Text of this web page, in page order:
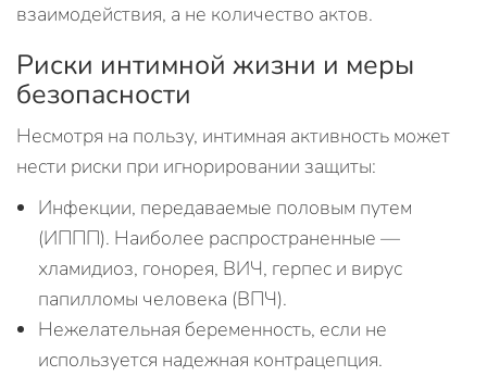
взаимодействия, а не количество актов.
Риски интимной жизни и меры
безопасности
Несмотря на пользу, интимная активность может
нести риски при игнорировании защиты:
Инфекции, передаваемые половым путем
(ИППП). Наиболее распространенные —
хламидиоз, гонорея, ВИЧ, герпес и вирус
папилломы человека (ВПЧ).
Нежелательная беременность, если не
используется надежная контрацепция.